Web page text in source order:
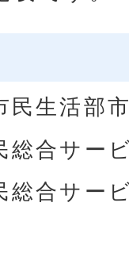
民生活部
総合サー
総合サー